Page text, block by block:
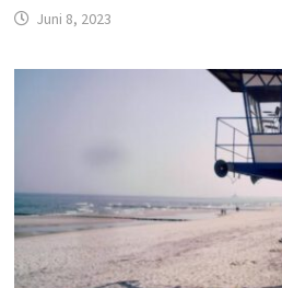
Juni 8, 2023